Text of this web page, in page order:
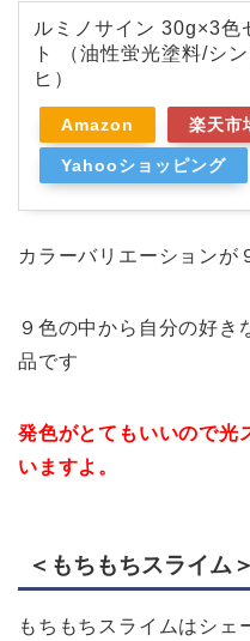
ルミノサイン 30g×3色
ト （油性蛍光塗料/シン
ヒ）
Amazon 楽天市
Yahooショッピング
カラーバリエーションが
９色の中から自分の好き
品です
発色がとてもいいので光
いますよ。
＜もちもちスライム＞
もちもちスライムはシェ